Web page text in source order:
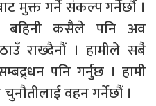
मुक्त गर्ने संकल्प गर्नेछौं ।
बहिनी कसैले पनि अव
राख्दैनौं । हामीले सबै
पनि गर्नुछ । हामी
वहन गर्नेछौं ।